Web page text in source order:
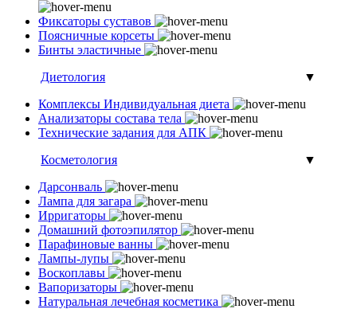
Фиксаторы суставов
Поясничные корсеты
Бинты эластичные
Диетология
▼
Комплексы Индивидуальная диета
Анализаторы состава тела
Технические задания для АПК
Косметология
▼
Дарсонваль
Лампа для загара
Ирригаторы
Домашний фотоэпилятор
Парафиновые ванны
Лампы-лупы
Воскоплавы
Вапоризаторы
Натуральная лечебная косметика